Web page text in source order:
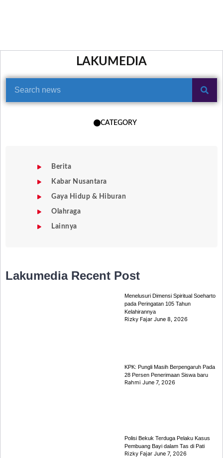
LAKUMEDIA
CATEGORY
Berita
Kabar Nusantara
Gaya Hidup & Hiburan
Olahraga
Lainnya
Lakumedia Recent Post
Menelusuri Dimensi Spiritual Soeharto
pada Peringatan 105 Tahun
Kelahirannya
Rizky FajarJune 8, 2026
KPK: Pungli Masih Berpengaruh Pada
28 Persen Penerimaan Siswa baru
RahmiJune 7, 2026
Polisi Bekuk Terduga Pelaku Kasus
Pembuang Bayi dalam Tas di Pati
Rizky FajarJune 7, 2026